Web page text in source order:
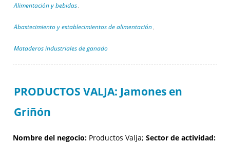
Alimentación y bebidas
Abastecimiento y establecimientos de alimentación
Mataderos industriales de ganado
PRODUCTOS VALJA: Jamones en
Griñón
Nombre del negocio: Productos Valja; Sector de actividad: